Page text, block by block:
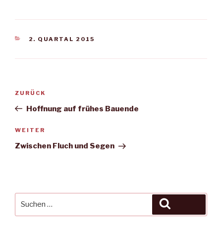
KATEGORIEN
2. QUARTAL 2015
Beitragsnavigation
Vorheriger
Beitrag
ZURÜCK
Hoffnung auf frühes Bauende
Nächster
Beitrag
WEITER
Zwischen Fluch und Segen